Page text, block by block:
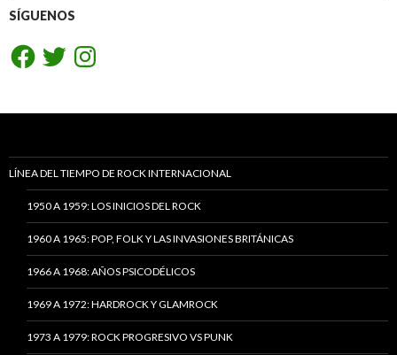
SÍGUENOS
FacebookTwitterInstagram
LÍNEA DEL TIEMPO DE ROCK INTERNACIONAL
1950 A 1959: LOS INICIOS DEL ROCK
1960 A 1965: POP, FOLK Y LAS INVASIONES BRITÁNICAS
1966 A 1968: AÑOS PSICODÉLICOS
1969 A 1972: HARDROCK Y GLAMROCK
1973 A 1979: ROCK PROGRESIVO VS PUNK